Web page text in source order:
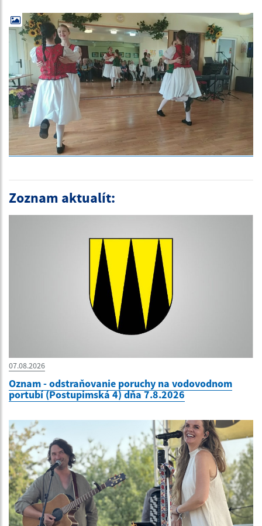
Zoznam aktualít:
07.08.2026
Oznam - odstraňovanie poruchy na vodovodnom
portubí (Postupimská 4) dňa 7.8.2026